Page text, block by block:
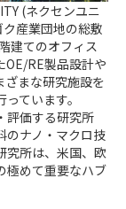
(ネクセンユニ
産業団地の総敷
建てのオフィス
OE/RE製品設計や
ざまな研究施設を
ています。
評価する研究所
のナノ・マクロ技
究所は、米国、欧
極めて重要なハブ